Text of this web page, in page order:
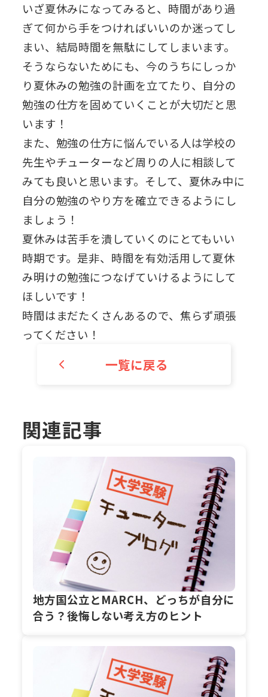
いざ夏休みになってみると、時間があり過
ぎて何から手をつければいいのか迷ってし
まい、結局時間を無駄にしてしまいます。
そうならないためにも、今のうちにしっか
り夏休みの勉強の計画を立てたり、自分の
勉強の仕方を固めていくことが大切だと思
います！
また、勉強の仕方に悩んでいる人は学校の
先生やチューターなど周りの人に相談して
みても良いと思います。そして、夏休み中に
自分の勉強のやり方を確立できるようにし
ましょう！
夏休みは苦手を潰していくのにとてもいい
時期です。是非、時間を有効活用して夏休
み明けの勉強につなげていけるようにして
ほしいです！
時間はまだたくさんあるので、焦らず頑張
ってください！
一覧に戻る
関連記事
地方国公立とMARCH、どっちが自分に
合う？後悔しない考え方のヒント